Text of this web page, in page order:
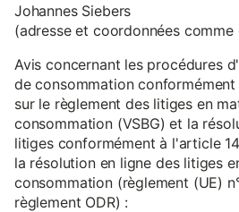
Johannes Siebers
(adresse et coordonnées comme
Avis concernant les procédures
de consommation
sur le règlement des litiges en
consommation (VSBG) et la
litiges conformément à l'article
la résolution en ligne des litiges
consommation (règlement (UE)
règlement ODR) :